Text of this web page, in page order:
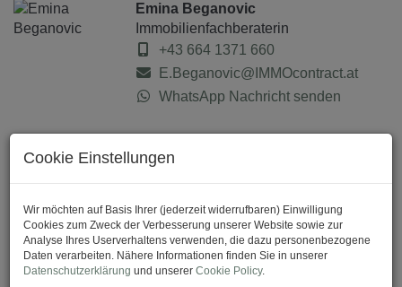
Emina Beganovic
Immobilienfachberaterin
+43 664 1371 660
E.Beganovic@IMMOcontract.at
WhatsApp Nachricht senden
Cookie Einstellungen
Wir möchten auf Basis Ihrer (jederzeit widerrufbaren) Einwilligung
Cookies zum Zweck der Verbesserung unserer Website sowie zur
Analyse Ihres Userverhaltens verwenden, die dazu personenbezogene
Daten verarbeiten. Nähere Informationen finden Sie in unserer
Datenschutzerklärung und unserer Cookie Policy.